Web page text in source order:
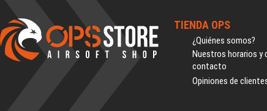
TIENDA OPS
¿Quiénes somos?
Nuestros horarios y
contacto
Opiniones de